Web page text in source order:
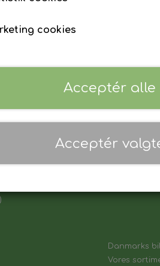
Præcis skæring af nøgleblad.
Du modtager dermed en fuldt
som den originale.
Læs mere
100 på lager
Tilføj til kurv
Danmarks
Vores
cookies
Acceptér alle
Acceptér